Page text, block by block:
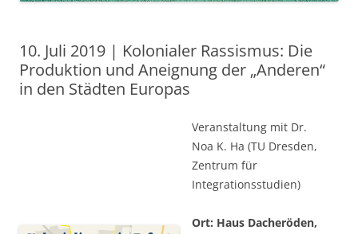
10. Juli 2019 | Kolonialer Rassismus: Die
Produktion und Aneignung der „Anderen“
in den Städten Europas
Veranstaltung mit Dr.
Noa K. Ha (TU Dresden,
Zentrum für
Integrationsstudien)
Ort: Haus Dacheröden,